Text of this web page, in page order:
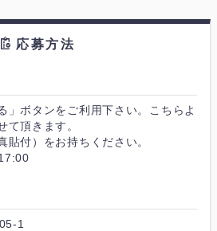
応募方法
」ボタンをご利用下さい。こちらよ
て頂きます。
貼付）をお持ちください。
1